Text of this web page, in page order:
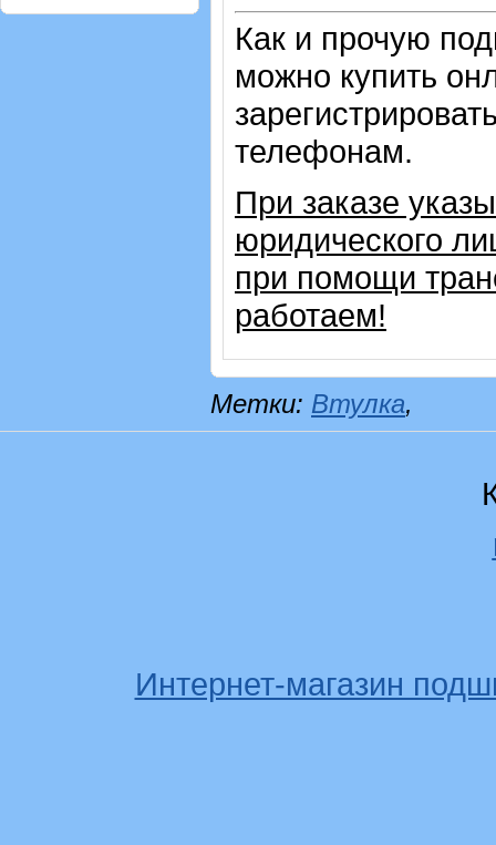
Как и прочую
можно купить
телефонам.
При заказе
юридического
при помощи
работаем!
Метки: Втулка,
Интернет-магазин